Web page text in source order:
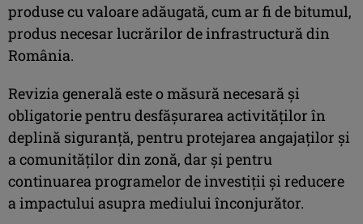
produse cu valoare adăugată, cum ar fi de bitumul,
produs necesar lucrărilor de infrastructură din
România.
Revizia generală este o măsură necesară şi
obligatorie pentru desfăşurarea activităților în
deplină siguranţă, pentru protejarea angajaţilor și
a comunităţilor din zonă, dar și pentru
continuarea programelor de investiții și reducere
a impactului asupra mediului înconjurător.